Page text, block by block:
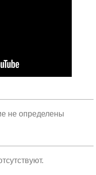
не определены